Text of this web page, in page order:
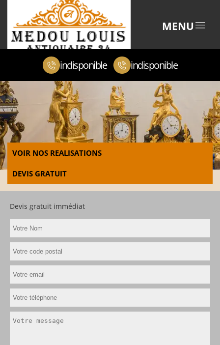
MENU
indisponible indisponible
VOIR NOS REALISATIONS
DEVIS GRATUIT
Devis gratuit immédiat